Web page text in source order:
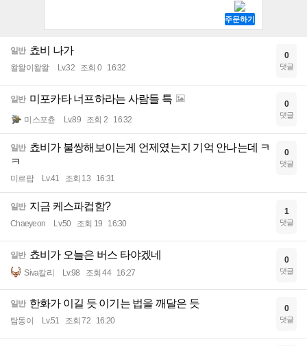
일반 쵸비 나가
왈왈이왈왈 Lv.32 조회 0 16:32
0
댓글
일반 미포카타 너프하라는 사람들 특
미스포츈 Lv.89 조회 2 16:32
0
댓글
일반 쵸비가 불쌍해보이는게 언제였는지 기억 안나는데 ㅋ
ㅋ
미르팝 Lv.41 조회 13 16:31
0
댓글
일반 지금 케스파컵함?
Chaeyeon Lv.50 조회 19 16:30
1
댓글
일반 쵸비가 오늘은 버스 타야겠네
Siva칼리 Lv.98 조회 44 16:27
0
댓글
일반 한화가 이길 듯 이기는 법을 깨달은 듯
탐동이 Lv.51 조회 72 16:20
0
댓글